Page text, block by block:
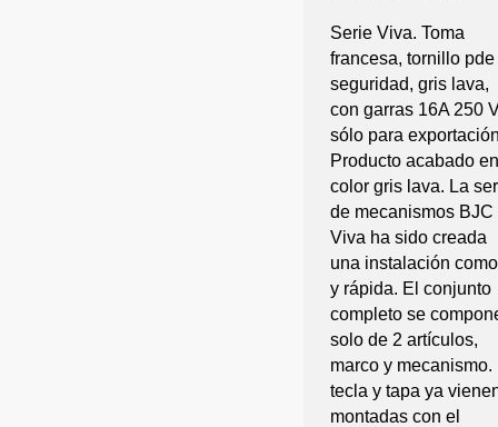
Serie Viva. Toma
francesa, tornillo pde
seguridad, gris lava,
con garras 16A 250
sólo para
Producto acabado en
color gris lava. La
de mecanismos BJC
Viva ha sido creada
una instalación
y rápida. El conjunto
completo se
solo de 2 artículos,
marco y mecanismo.
tecla y tapa ya
montadas con el